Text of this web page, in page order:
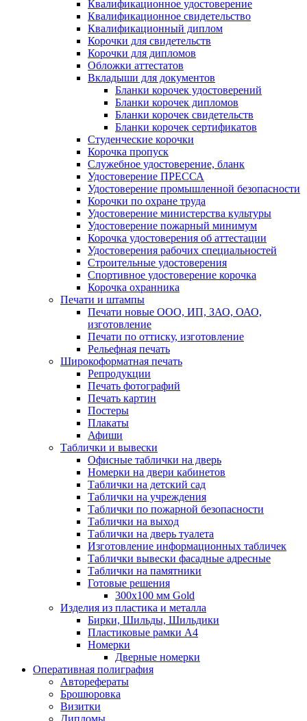
Квалификационное удостоверение
Квалификационное свидетельство
Квалификационный диплом
Корочки для свидетельств
Корочки для дипломов
Обложки аттестатов
Вкладыши для документов
Бланки корочек удостоверений
Бланки корочек дипломов
Бланки корочек свидетельств
Бланки корочек сертификатов
Студенческие корочки
Корочка пропуск
Служебное удостоверение, бланк
Удостоверение ПРЕССА
Удостоверение промышленной безопасности
Корочки по охране труда
Удостоверение министерства культуры
Удостоверение пожарный минимум
Корочка удостоверения об аттестации
Удостоверения рабочих специальностей
Строительные удостоверения
Спортивное удостоверение корочка
Корочка охранника
Печати и штампы
Печати новые ООО, ИП, ЗАО, ОАО,
изготовление
Печати по оттиску, изготовление
Рельефная печать
Широкоформатная печать
Репродукции
Печать фотографий
Печать картин
Постеры
Плакаты
Афиши
Таблички и вывески
Офисные таблички на дверь
Номерки на двери кабинетов
Таблички на детский сад
Таблички на учреждения
Таблички по пожарной безопасности
Таблички на выход
Таблички на дверь туалета
Изготовление информационных табличек
Таблички вывески фасадные адресные
Таблички на памятники
Готовые решения
300x100 мм Gold
Изделия из пластика и металла
Бирки, Шильды, Шильдики
Пластиковые рамки А4
Номерки
Дверные номерки
Оперативная полиграфия
Авторефераты
Брошюровка
Визитки
Дипломы